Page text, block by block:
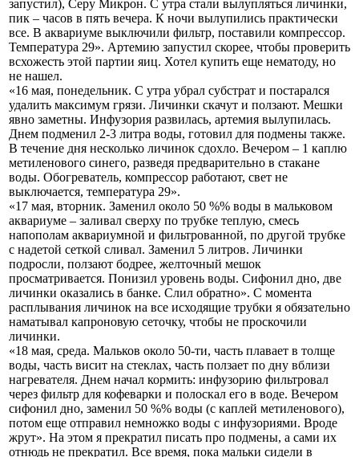
запустил), Серу Микрон. С утра стали вылупляться личинки,
пик – часов в пять вечера. К ночи вылупились практически
все. В аквариуме выключили фильтр, поставили компрессор.
Температура 29». Артемию запустил скорее, чтобы проверить
всхожесть этой партии яиц. Хотел купить еще нематоду, но
не нашел.
«16 мая, понедельник. С утра убрал субстрат и постарался
удалить максимум грязи. Личинки скачут и ползают. Мешки
явно заметны. Инфузория развилась, артемия вылупилась.
Днем подменил 2-3 литра воды, готовил для подмены также.
В течение дня несколько личинок сдохло. Вечером – 1 каплю
метиленового синего, разведя предварительно в стакане
воды. Обогреватель, компрессор работают, свет не
выключается, температура 29».
«17 мая, вторник. Заменил около 50 %% воды в мальковом
аквариуме – заливал сверху по трубке теплую, смесь
напополам аквариумной и фильтрованной, по другой трубке
с надетой сеткой сливал. Заменил 5 литров. Личинки
подросли, ползают бодрее, желточный мешок
просматривается. Понизил уровень воды. Сифонил дно, две
личинки оказались в банке. Слил обратно». С момента
расплывания личинок на все исходящие трубки я обязательно
наматывал капроновую сеточку, чтобы не проскочили
личинки.
«18 мая, среда. Мальков около 50-ти, часть плавает в толще
воды, часть висит на стеклах, часть ползает по дну вблизи
нагревателя. Днем начал кормить: инфузорию фильтровал
через фильтр для кофеварки и полоскал его в воде. Вечером
сифонил дно, заменил 50 %% воды (с каплей метиленового),
потом еще отправил немножко воды с инфузориями. Вроде
жрут». На этом я прекратил писать про подмены, а сами их
отнюдь не прекратил. Все время, пока мальки сидели в